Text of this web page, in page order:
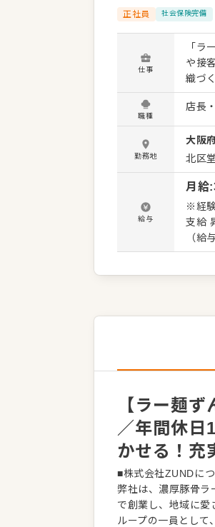
正社員 社会保険完備
仕事
「ラ
や接
織づくりを担う
店」
ます。 具体的には… ■店舗営業業務 ・QJCAの向上施策の実行 ・ラーメンの
衛生管理の
策の
・食
は専
指せ
職種
店長
勤務地
大阪
北区
給与
月給:
※経
支給 昇給：年1回 予算達成インセンティブ：年2回（平均35～40万円支給） ■試用期間：2か月
（給
限あ
【ラー麺
／年間休日
かせる！充
■株式会社ZUNDに
弊社は、濃厚豚骨ラ
で創業し、地域に愛
ループの一員とし